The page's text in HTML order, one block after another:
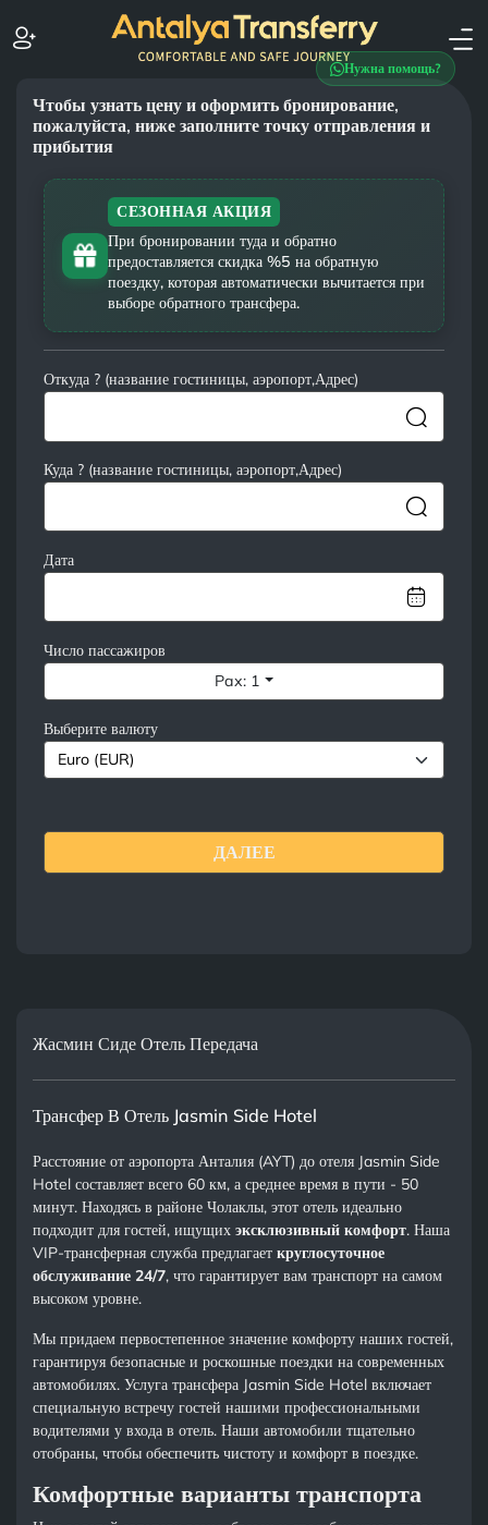
Нужна помощь?
Чтобы узнать цену и оформить бронирование,
пожалуйста, ниже заполните точку отправления и
прибытия
СЕЗОННАЯ АКЦИЯ
При бронировании туда и обратно
предоставляется скидка %5 на обратную
поездку, которая автоматически вычитается при
выборе обратного трансфера.
Откуда ? (название гостиницы, аэропорт,Адрес)
Куда ? (название гостиницы, аэропорт,Адрес)
Дата
Число пассажиров
Pax: 1
Выберите валюту
ДАЛЕЕ
Жасмин Сиде Отель Передача
Трансфер В Отель Jasmin Side Hotel
Расстояние от аэропорта Анталия (AYT) до отеля Jasmin Side
Hotel составляет всего 60 км, а среднее время в пути - 50
минут. Находясь в районе Чолаклы, этот отель идеально
подходит для гостей, ищущихэксклюзивный комфорт. Наша
VIP-трансферная служба предлагаеткруглосуточное
обслуживание 24/7, что гарантирует вам транспорт на самом
высоком уровне.
Мы придаем первостепенное значение комфорту наших гостей,
гарантируя безопасные и роскошные поездки на современных
автомобилях. Услуга трансфера Jasmin Side Hotel включает
специальную встречу гостей нашими профессиональными
водителями у входа в отель. Наши автомобили тщательно
отобраны, чтобы обеспечить чистоту и комфорт в поездке.
Комфортные варианты транспорта